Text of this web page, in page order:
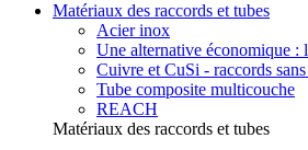
Matériaux des raccords et tubes
Acier inox
Une alternative économique :
Cuivre et CuSi - raccords
Tube composite multicouche
REACH
Matériaux des raccords et tubes